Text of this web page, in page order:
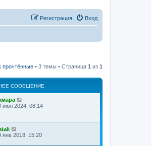
Вход
Регистрация
прочтённые • 3 темы • Страница 1 из 1
СООБЩЕНИЕ
июл 2024, 08:14
янв 2018, 15:20